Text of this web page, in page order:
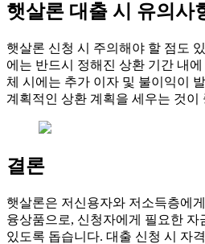
햇살론 대출 시 유의사
햇살론 신청 시 주의해야 할 점도
에는 반드시 정해진 상환 기간 내
체 시에는 추가 이자 및 불이익이
계획적인 상환 계획을 세우는 것이
결론
햇살론은 저신용자와 저소득층에
융상품으로, 신청자에게 필요한 자
있도록 돕습니다. 대출 신청 시 자